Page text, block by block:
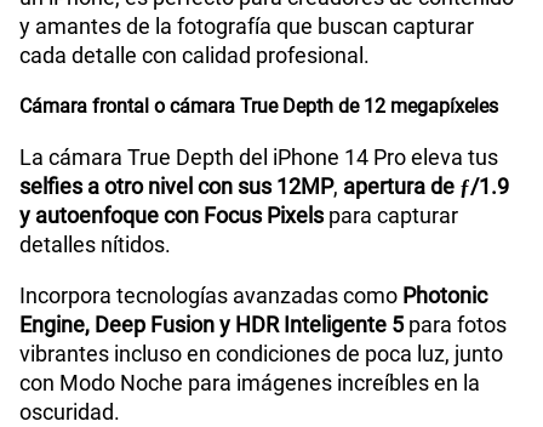
y amantes de la fotografía que buscan capturar
cada detalle con calidad profesional.
Cámara frontal o cámara True Depth de 12 megapíxeles
La cámara True Depth del iPhone 14 Pro eleva tus
selfies a otro nivel con sus 12MP, apertura de ƒ/1.9
y autoenfoque con Focus Pixelspara capturar
detalles nítidos.
Incorpora tecnologías avanzadas como Photonic
Engine, Deep Fusion y HDR Inteligente 5para fotos
vibrantes incluso en condiciones de poca luz, junto
con Modo Noche para imágenes increíbles en la
oscuridad.